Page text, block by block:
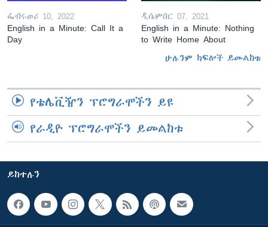
ፌብሩወሪ 10, 2022
English in a Minute: Call It a
Day
ዲሴምበር 07, 2021
English in a Minute: Nothing
to Write Home About
ሁሉንም ክፍሎች ይመልከቱ
የቴሌቪዥን ፕሮግራሞችን ይዩ
የራዲዮ ፕሮግራሞችን ይመልከቱ
ይከተሉን